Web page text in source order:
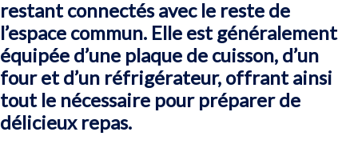
restant connectés avec le reste de
l’espace commun. Elle est généralement
équipée d’une plaque de cuisson, d’un
four et d’un réfrigérateur, offrant ainsi
tout le nécessaire pour préparer de
délicieux repas.